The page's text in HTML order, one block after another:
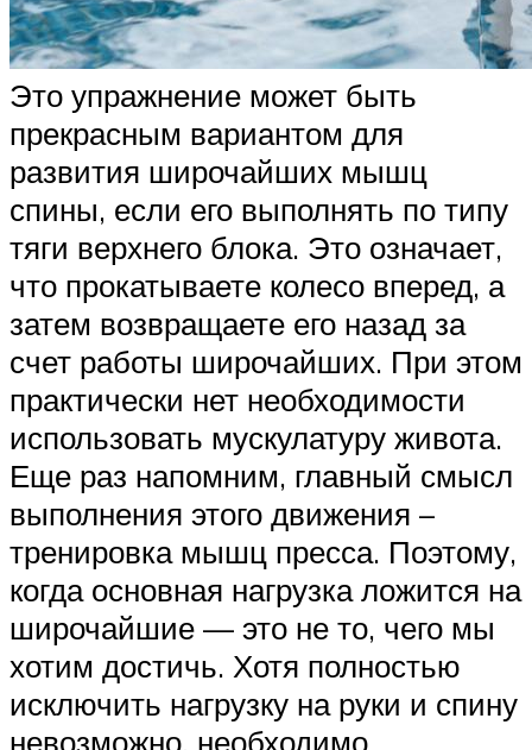
Это упражнение может быть
прекрасным вариантом для
развития широчайших мышц
спины, если его выполнять по типу
тяги верхнего блока. Это означает,
что прокатываете колесо вперед, а
затем возвращаете его назад за
счет работы широчайших. При этом
практически нет необходимости
использовать мускулатуру живота.
Еще раз напомним, главный смысл
выполнения этого движения –
тренировка мышц пресса. Поэтому,
когда основная нагрузка ложится на
широчайшие — это не то, чего мы
хотим достичь. Хотя полностью
исключить нагрузку на руки и спину
невозможно, необходимо